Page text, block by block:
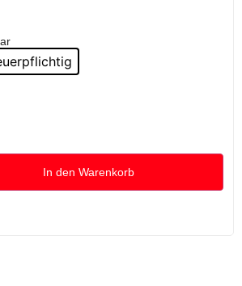
In den Warenkorb